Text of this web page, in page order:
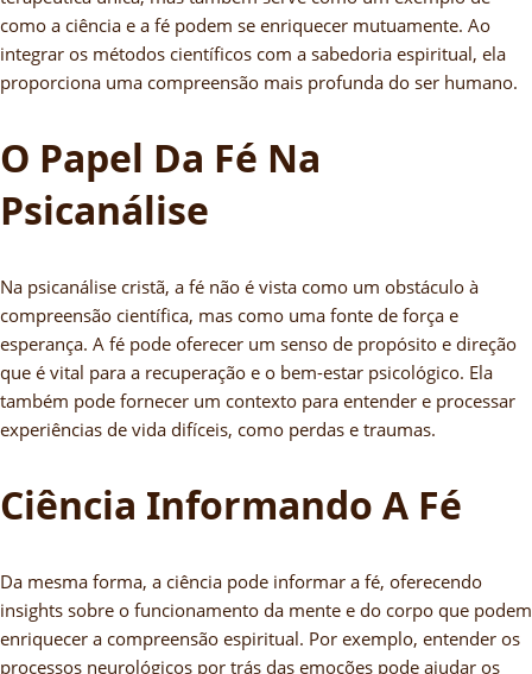
como a ciência e a fé podem se enriquecer mutuamente. Ao
integrar os métodos científicos com a sabedoria espiritual, ela
proporciona uma compreensão mais profunda do ser humano.
O Papel Da Fé Na
Psicanálise
Na psicanálise cristã, a fé não é vista como um obstáculo à
compreensão científica, mas como uma fonte de força e
esperança. A fé pode oferecer um senso de propósito e direção
que é vital para a recuperação e o bem-estar psicológico. Ela
também pode fornecer um contexto para entender e processar
experiências de vida difíceis, como perdas e traumas.
Ciência Informando A Fé
Da mesma forma, a ciência pode informar a fé, oferecendo
insights sobre o funcionamento da mente e do corpo que podem
enriquecer a compreensão espiritual. Por exemplo, entender os
processos neurológicos por trás das emoções pode ajudar os